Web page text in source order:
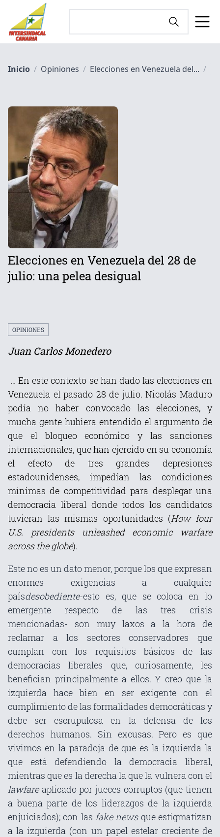
Inicio / Opiniones / Elecciones en Venezuela del... /
Elecciones en Venezuela del 28 de
julio: una pelea desigual
OPINIONES
Juan Carlos Monedero
… En este contexto se han dado las elecciones en
Venezuela el pasado 28 de julio. Nicolás Maduro
podía no haber convocado las elecciones, y
mucha gente hubiera entendido el argumento de
que el bloqueo económico y las sanciones
internacionales, que han ejercido en su economía
el efecto de tres grandes depresiones
estadounidenses, impedían las condiciones
mínimas de competitividad para desplegar una
democracia liberal donde todos los candidatos
tuvieran las mismas oportunidades (How four
U.S. presidents unleashed economic warfare
across the globe).
Este no es un dato menor, porque los que expresan
enormes exigencias a cualquier
paísdesobediente-esto es, que se coloca en lo
emergente respectode las tres crisis
mencionadas- son muy laxos a la hora de
reclamar a los sectores conservadores que
cumplan con los requisitos básicos de las
democracias liberales que, curiosamente, les
benefician principalmente a ellos. Y creo que la
izquierda hace bien en ser exigente con el
cumplimiento de las formalidades democráticas y
debe ser escrupulosa en la defensa de los
derechos humanos. Sin excusas. Pero es que
vivimos en la paradoja de que es la izquierda la
que está defendiendo la democracia liberal,
mientras que es la derecha la que la vulnera con el
lawfareaplicado por jueces corruptos (que tienen
a buena parte de los liderazgos de la izquierda
enjuiciados); con las fake newsque estigmatizan
a la izquierda (con un papel estelar creciente de